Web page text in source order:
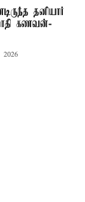
தனியார்
கணவன்-